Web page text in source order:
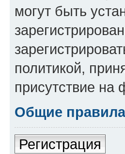
могут быть
политикой,
присутствие на
Общие правила
Регистрация